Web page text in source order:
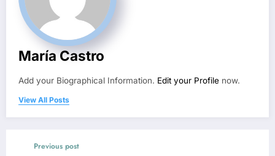
María Castro
Add your Biographical Information. Edit your Profile now.
View All Posts
Previous post